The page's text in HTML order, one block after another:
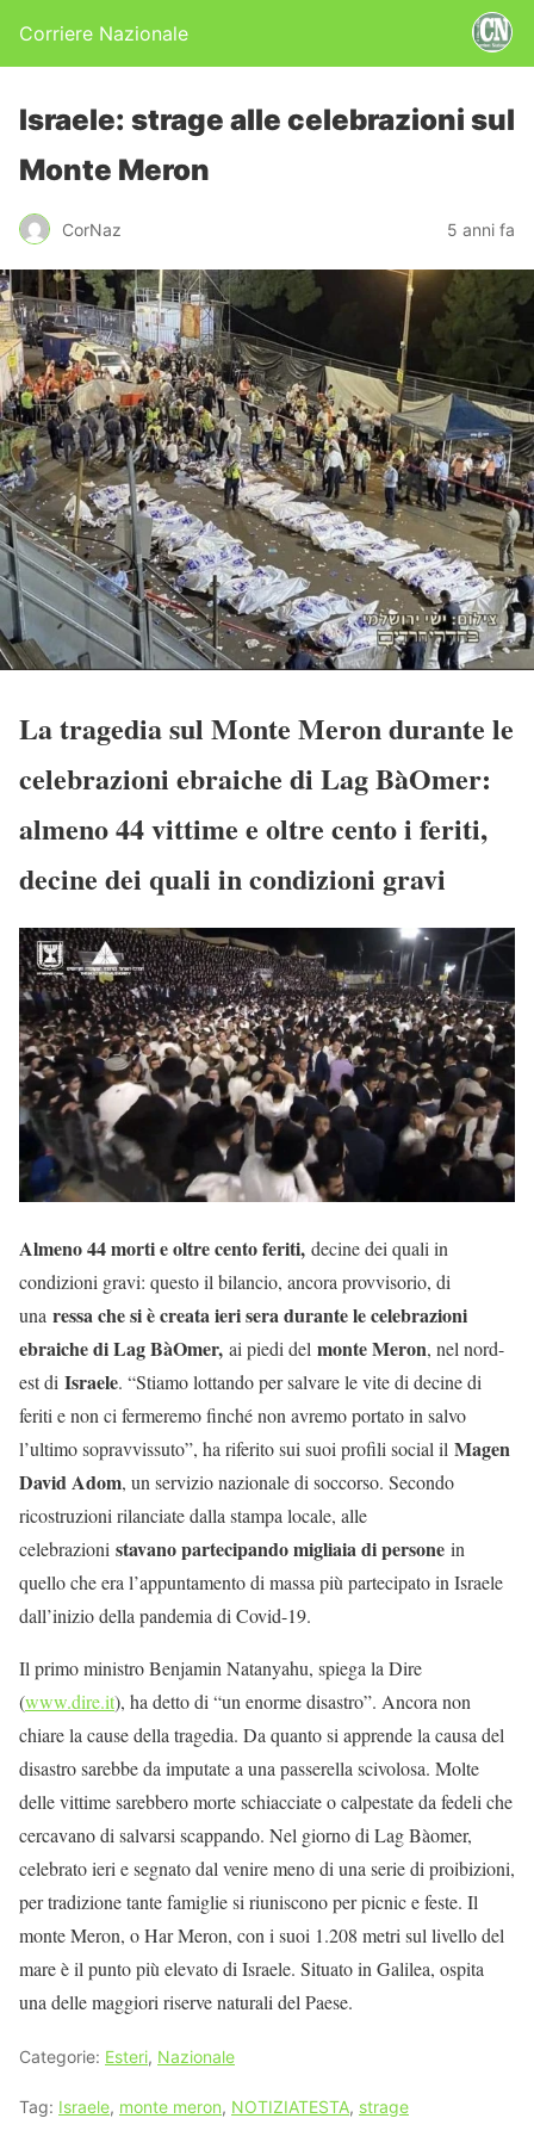
Corriere Nazionale
Israele: strage alle celebrazioni sul
Monte Meron
CorNaz 5 anni fa
La tragedia sul Monte Meron durante le
celebrazioni ebraiche di Lag BàOmer:
almeno 44 vittime e oltre cento i feriti,
decine dei quali in condizioni gravi
Almeno 44 morti e oltre cento feriti, decine dei quali in
condizioni gravi: questo il bilancio, ancora provvisorio, di
una ressa che si è creata ieri sera durante le celebrazioni
ebraiche di Lag BàOmer, ai piedi del monte Meron, nel nord-
est di Israele. “Stiamo lottando per salvare le vite di decine di
feriti e non ci fermeremo finché non avremo portato in salvo
l’ultimo sopravvissuto”, ha riferito sui suoi profili social il Magen
David Adom, un servizio nazionale di soccorso. Secondo
ricostruzioni rilanciate dalla stampa locale, alle
celebrazioni stavano partecipando migliaia di persone in
quello che era l’appuntamento di massa più partecipato in Israele
dall’inizio della pandemia di Covid-19.
Il primo ministro Benjamin Natanyahu, spiega la Dire
(www.dire.it), ha detto di “un enorme disastro”. Ancora non
chiare la cause della tragedia. Da quanto si apprende la causa del
disastro sarebbe da imputate a una passerella scivolosa. Molte
delle vittime sarebbero morte schiacciate o calpestate da fedeli che
cercavano di salvarsi scappando. Nel giorno di Lag Bàomer,
celebrato ieri e segnato dal venire meno di una serie di proibizioni,
per tradizione tante famiglie si riuniscono per picnic e feste. Il
monte Meron, o Har Meron, con i suoi 1.208 metri sul livello del
mare è il punto più elevato di Israele. Situato in Galilea, ospita
una delle maggiori riserve naturali del Paese.
Categorie: Esteri, Nazionale
Tag: Israele, monte meron, NOTIZIATESTA, strage